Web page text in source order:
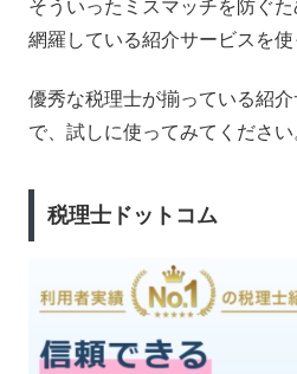
そういったミスマッチを防ぐ
網羅している紹介サービスを使
優秀な税理士が揃っている紹
で、試しに使ってみてください
税理士ドットコム